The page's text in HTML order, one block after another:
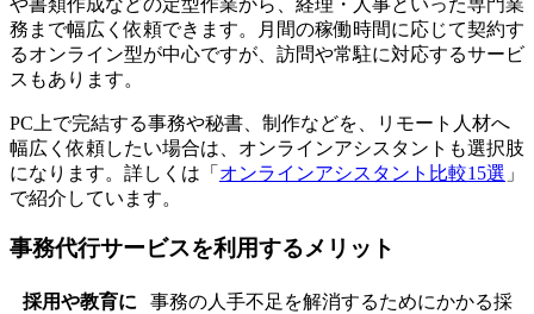
務まで幅広く依頼できます。月間の稼働時間に応じて契約す
るオンライン型が中心ですが、訪問や常駐に対応するサービ
スもあります。
PC上で完結する事務や秘書、制作などを、リモート人材へ
幅広く依頼したい場合は、オンラインアシスタントも選択肢
になります。詳しくは「 オンラインアシスタント比較15選 」
で紹介しています。
事務代行サービスを利用するメリット
採用や教育に
事務の人手不足を解消するためにかかる採